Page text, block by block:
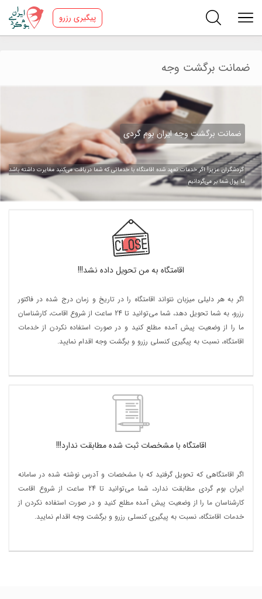
پیگیری رزرو
ضمانت برگشت وجه
ضمانت برگشت وجه ایران بوم گردی
گردشگران عزیز! اگر خدمات تعهد شده اقامتگاه با خدماتی که شما دریافت می‌‌کنید مغایرت داشته باشد
ما پول شما بر می‌گردانیم
اقامتگاه به من تحویل داده نشد!!!
اگر به هر دلیلی میزبان نتواند اقامتگاه را در تاریخ و زمان درج شده در فاکتور
رزرو، به شما تحویل دهد، شما می‌توانید تا 24 ساعت از شروع اقامت، کارشناسان
ما را از وضعیت پیش آمده مطلع کنید و در صورت استفاده نکردن از خدمات
اقامتگاه، نسبت به پیگیری کنسلی رزرو و برگشت وجه اقدام نمایید.
اقامتگاه با مشخصات ثبت شده مطابقت ندارد!!!
اگر اقامتگاهی که تحویل گرفتید که با مشخصات و آدرس نوشته شده در سامانه
ایران بوم گردی مطابقت ندارد، شما می‌توانید تا 24 ساعت از شروع اقامت
کارشناسان ما را از وضعیت پیش آمده مطلع کنید و در صورت استفاده نکردن از
خدمات اقامتگاه، نسبت به پیگیری کنسلی رزرو و برگشت وجه اقدام نمایید.